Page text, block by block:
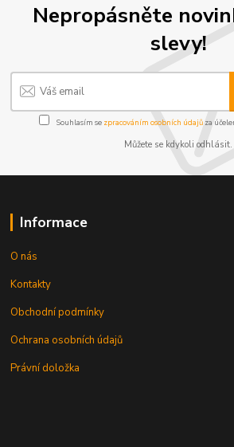
Nepropásněte
slevy!
Souhlasím se zpracováním osobních údajůza
Můžete se kdykoli odhlásit.
Informace
O nás
Kontakty
Obchodní podmínky
Ochrana osobních údajů
Právní doložka